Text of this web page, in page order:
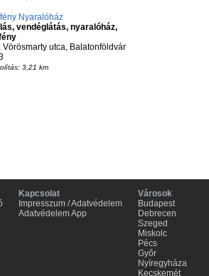
Nyaralóház
vendéglátás, nyaralóház,
Vörösmarty utca, Balatonföldvár
3,21 km
Kapcsolat
Impresszum / Adatvédelem
Adatvédelem App
Városok
Budapest
Debrecen
Szeged
Miskolc
Pécs
Győr
Nyíregyháza
Kecskemét